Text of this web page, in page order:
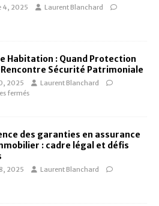
4, 2025
Laurent Blanchard
Habitation : Quand Protection
Sécurité Patrimoniale
2025
Laurent Blanchard
fermés
des garanties en assurance
: cadre légal et défis
2025
Laurent Blanchard